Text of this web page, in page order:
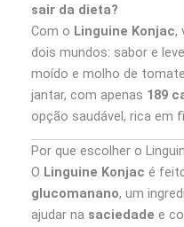
sair da dieta?
Com o Linguine Konjac,
dois mundos: sabor e
moído e molho de
jantar, com apenas 189
opção saudável, rica em
Por que escolher o
O Linguine Konjac é
glucomanano, um
ajudar na saciedade e